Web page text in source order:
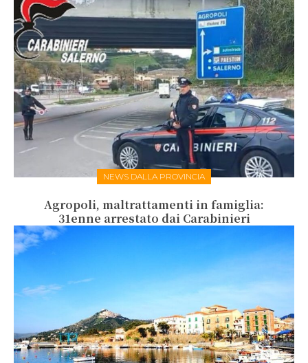
NEWS DALLA PROVINCIA
Agropoli, maltrattamenti in famiglia:
31enne arrestato dai Carabinieri